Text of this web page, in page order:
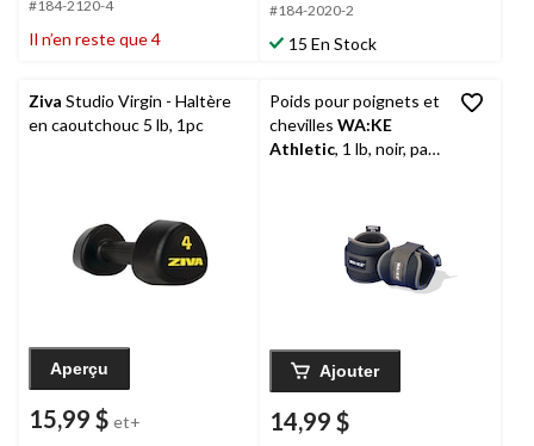
5.
2
#184-2120-4
Il n’en reste que 4
5.
38
évaluations
#184-2020-2
15 En Stock
Ziva Studio Virgin - Haltère
en caoutchouc 5 lb, 1pc
Aperçu
15,99 $ et+
Poids pour poignets et
chevilles WA:KE
Athletic, 1 lb, noir, paq.
Ajouter
14,99 $